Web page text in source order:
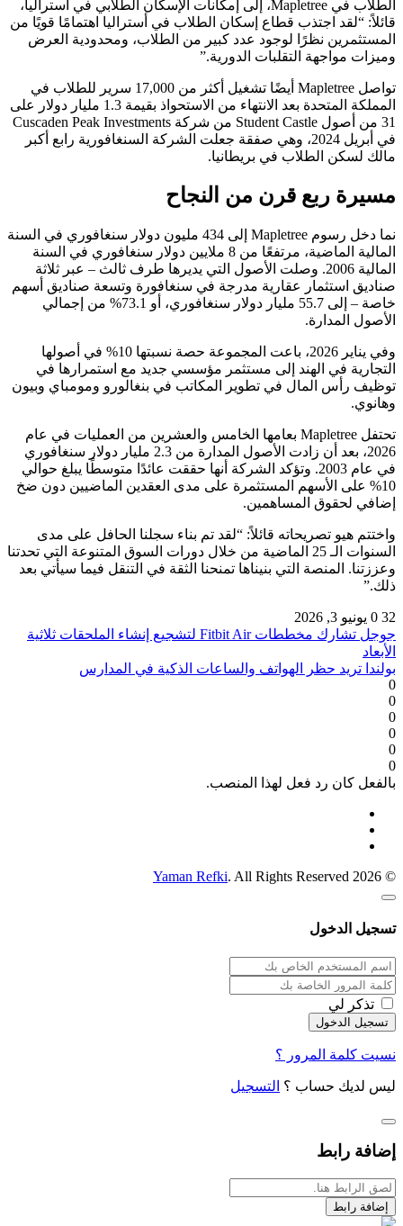
الطلاب في Mapletree، إلى إمكانات الإسكان الطلابي في أستراليا،
قائلاً: “لقد اجتذب قطاع إسكان الطلاب في أستراليا اهتمامًا قويًا من
المستثمرين نظرًا لوجود عدد كبير من الطلاب، ومحدودية العرض
وميزات مواجهة التقلبات الدورية.”
تواصل Mapletree أيضًا تشغيل أكثر من 17,000 سرير للطلاب في
المملكة المتحدة بعد الانتهاء من الاستحواذ بقيمة 1.3 مليار دولار على
31 من أصول Student Castle من شركة Cuscaden Peak Investments
في أبريل 2024، وهي صفقة جعلت الشركة السنغافورية رابع أكبر
مالك لسكن الطلاب في بريطانيا.
مسيرة ربع قرن من النجاح
نما دخل رسوم Mapletree إلى 434 مليون دولار سنغافوري في السنة
المالية الماضية، مرتفعًا من 8 ملايين دولار سنغافوري في السنة
المالية 2006. وصلت الأصول التي يديرها طرف ثالث – عبر ثلاثة
صناديق استثمار عقارية مدرجة في سنغافورة وتسعة صناديق أسهم
خاصة – إلى 55.7 مليار دولار سنغافوري، أو 73.1% من إجمالي
الأصول المدارة.
وفي يناير 2026، باعت المجموعة حصة نسبتها 10% في أصولها
التجارية في الهند إلى مستثمر مؤسسي جديد مع استمرارها في
توظيف رأس المال في تطوير المكاتب في بنغالورو ومومباي وبيون
وهانوي.
تحتفل Mapletree بعامها الخامس والعشرين من العمليات في عام
2026، بعد أن زادت الأصول المدارة من 2.3 مليار دولار سنغافوري
في عام 2003. وتؤكد الشركة أنها حققت عائدًا متوسطًا يبلغ حوالي
10% على الأسهم المستثمرة على مدى العقدين الماضيين دون ضخ
إضافي لحقوق المساهمين.
واختتم هيو تصريحاته قائلاً: “لقد تم بناء سجلنا الحافل على مدى
السنوات الـ 25 الماضية من خلال دورات السوق المتنوعة التي تحدتنا
وعززتنا. المنصة التي بنيناها تمنحنا الثقة في التنقل فيما سيأتي بعد
ذلك.”
32
0 يونيو 3, 2026
جوجل تشارك مخططات Fitbit Air لتشجيع إنشاء الملحقات ثلاثية
الأبعاد
بولندا تريد حظر الهواتف والساعات الذكية في المدارس
0
0
0
0
0
0
بالفعل كان رد فعل لهذا المنصب.
© 2026
Yaman Refki. All Rights Reserved
تسجيل الدخول
تذكر لي
نسيت كلمة المرور ؟
ليس لديك حساب ؟ التسجيل
إضافة رابط
إضافة رابط